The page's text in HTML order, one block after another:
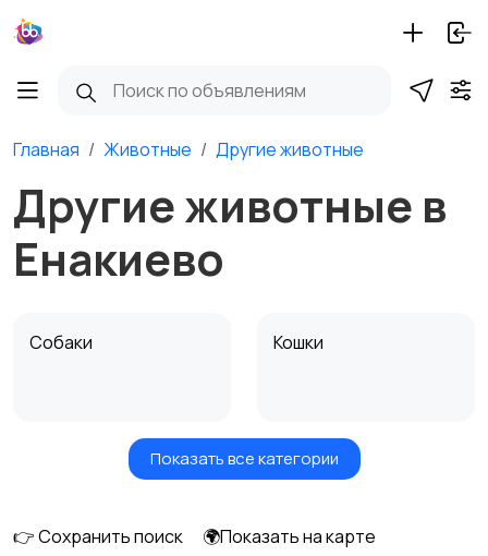
Главная Животные Другие животные
Другие животные в
Енакиево
Собаки Кошки
Грызуны
Показать все категории
👉 Сохранить поиск
🌍Показать на карте